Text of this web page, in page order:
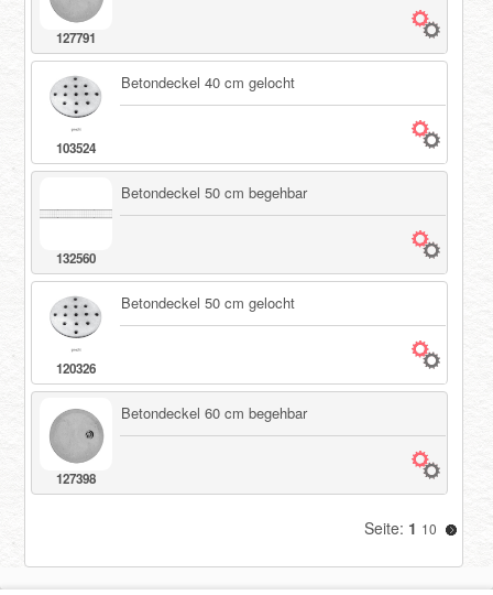
127791
103524
Betondeckel 40 cm gelocht
132560
Betondeckel 50 cm begehbar
120326
Betondeckel 50 cm gelocht
127398
Betondeckel 60 cm begehbar
Seite: 1 10